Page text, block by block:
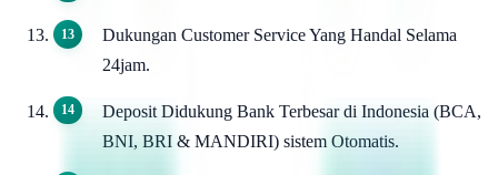
Dukungan Customer Service Yang Handal Selama
24jam.
Deposit Didukung Bank Terbesar di Indonesia (BCA,
BNI, BRI & MANDIRI) sistem Otomatis.